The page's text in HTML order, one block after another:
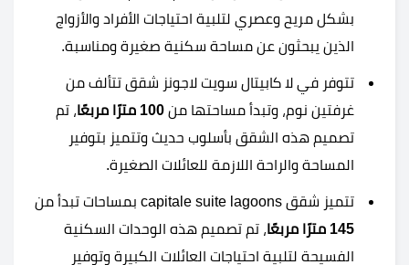
بشكل مريح وعصري لتلبية احتياجات الأفراد والأزواج
الذين يبحثون عن مساحة سكنية صغيرة ومناسبة.
تتوفر في لا كابيتال سويت لاجونز شقق تتألف من
غرفتين نوم، وتبدأ مساحتها من 100 مترًا مربعًا
، تم
تصميم هذه الشقق بأسلوب حديث وتتميز بتوفير
المساحة والراحة اللازمة للعائلات الصغيرة.
تتميز شقق capitale suite lagoons بمساحات تبدأ من
145 مترًا مربعًا
، تم تصميم هذه الوحدات السكنية
الفسيحة لتلبية احتياجات العائلات الكبيرة وتوفير